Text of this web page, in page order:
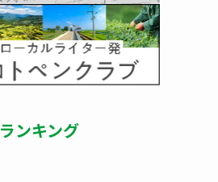
ランキング